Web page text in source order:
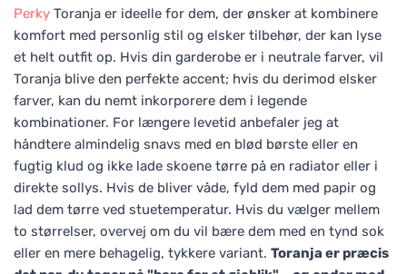
Perky Toranja er ideelle for dem, der ønsker at kombinere
komfort med personlig stil og elsker tilbehør, der kan lyse
et helt outfit op. Hvis din garderobe er i neutrale farver, vil
Toranja blive den perfekte accent; hvis du derimod elsker
farver, kan du nemt inkorporere dem i legende
kombinationer. For længere levetid anbefaler jeg at
håndtere almindelig snavs med en blød børste eller en
fugtig klud og ikke lade skoene tørre på en radiator eller i
direkte sollys. Hvis de bliver våde, fyld dem med papir og
lad dem tørre ved stuetemperatur. Hvis du vælger mellem
to størrelser, overvej om du vil bære dem med en tynd sok
eller en mere behagelig, tykkere variant. Toranja er præcis